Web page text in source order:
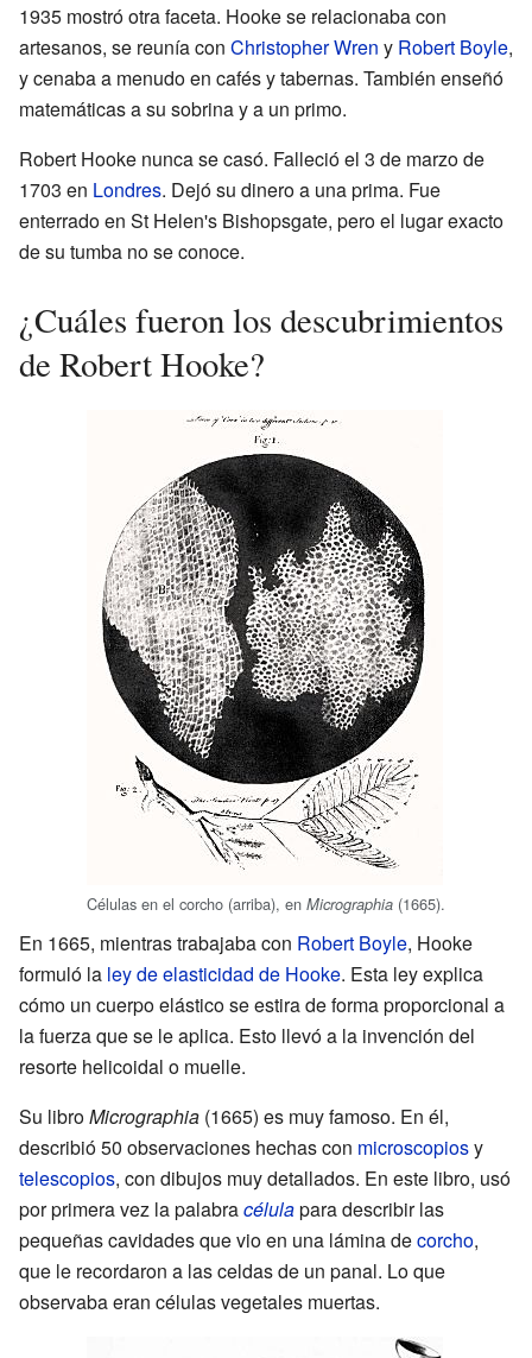
1935 mostró otra faceta. Hooke se relacionaba con
artesanos, se reunía con Christopher Wren y Robert Boyle,
y cenaba a menudo en cafés y tabernas. También enseñó
matemáticas a su sobrina y a un primo.
Robert Hooke nunca se casó. Falleció el 3 de marzo de
1703 en Londres. Dejó su dinero a una prima. Fue
enterrado en St Helen's Bishopsgate, pero el lugar exacto
de su tumba no se conoce.
¿Cuáles fueron los descubrimientos
de Robert Hooke?
Células en el corcho (arriba), en Micrographia (1665).
En 1665, mientras trabajaba con Robert Boyle, Hooke
formuló la ley de elasticidad de Hooke. Esta ley explica
cómo un cuerpo elástico se estira de forma proporcional a
la fuerza que se le aplica. Esto llevó a la invención del
resorte helicoidal o muelle.
Su libroMicrographia (1665) es muy famoso. En él,
describió 50 observaciones hechas con microscopiosy
telescopios, con dibujos muy detallados. En este libro, usó
por primera vez la palabracélulapara describir las
pequeñas cavidades que vio en una lámina decorcho,
que le recordaron a las celdas de un panal. Lo que
observaba eran células vegetales muertas.